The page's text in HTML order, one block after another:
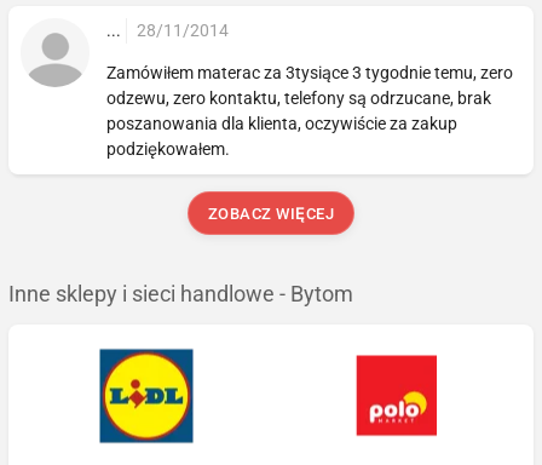
... 28/11/2014
Zamówiłem materac za 3tysiące 3 tygodnie temu, zero
odzewu, zero kontaktu, telefony są odrzucane, brak
poszanowania dla klienta, oczywiście za zakup
podziękowałem.
ZOBACZ WIĘCEJ
Inne sklepy i sieci handlowe - Bytom